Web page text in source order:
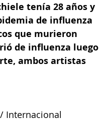
tenía 28 años y
de influenza
que murieron
de influenza luego
ambos artistas
Internacional